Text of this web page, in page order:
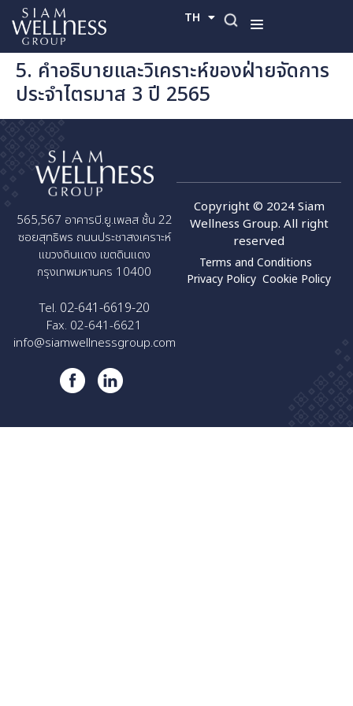
TH
EN
5. คำอธิบายและวิเคราะห์ของฝ่ายจัดการ
ประจำไตรมาส 3 ปี 2565
565,567 อาคารบี.ยู.เพลส ชั้น 22
ซอยสุทธิพร ถนนประชาสงเคราะห์
แขวงดินแดง เขตดินแดง
กรุงเทพมหานคร 10400
Tel. 02-641-6619-20
Fax. 02-641-6621
info@siamwellnessgroup.com
Copyright © 2024 Siam
Wellness Group. All right
reserved
Terms and Conditions
Privacy Policy Cookie Policy